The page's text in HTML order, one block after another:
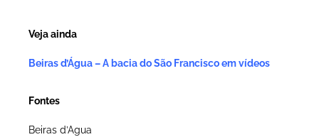
Veja ainda
Beiras d’Água – A bacia do São Francisco em vídeos
Fontes
Beiras d’Agua